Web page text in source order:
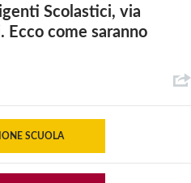
Scolastici, via
Ecco come saranno
SCUOLA